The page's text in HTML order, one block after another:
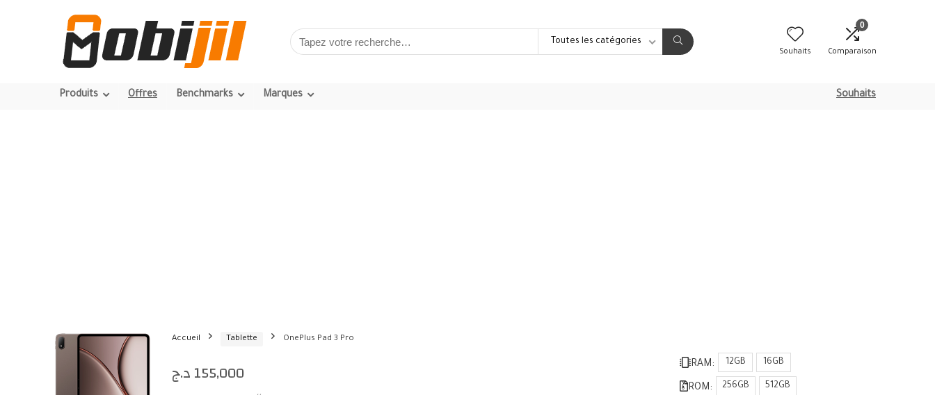
Toutes les catégories
Souhaits
0
Comparaison
Produits Offres Benchmarks Marques Souhaits
Accueil Tablette OnePlus Pad 3 Pro
155,000د.ج RAM: 12GB 16GB
ROM: 256GB 512GB